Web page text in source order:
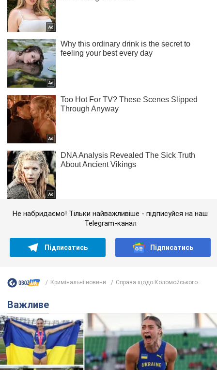
Не набридаємо! Тільки найважливіше - підписуйся на наш
Telegram-канал
Підписатись Підписатись
Кримінальні новини Справа щодо Коломойського...
Важливе